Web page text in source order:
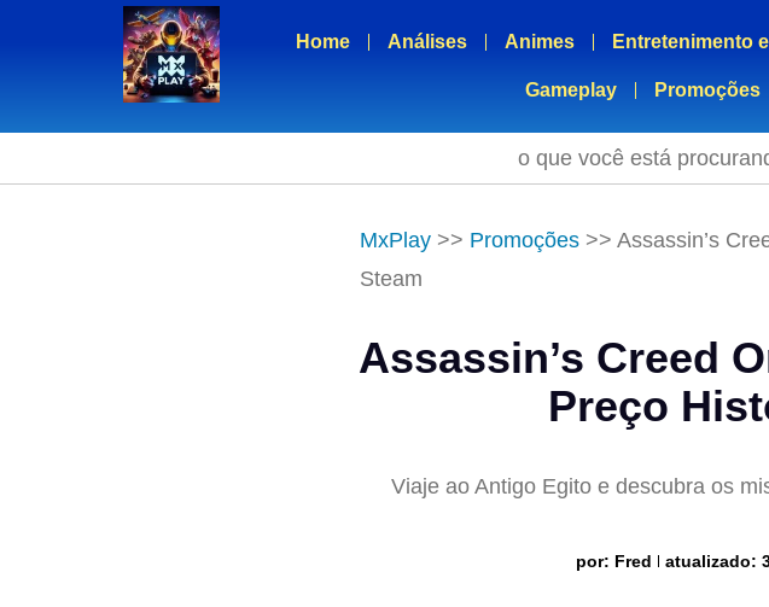
Home Análises Animes Entretenimento
Gameplay Promoções
o que você está
MxPlay >> Promoções >> Assassin’s
Steam
Assassin’s Creed
Preço
Viaje ao Antigo Egito e descubra os
por: Fred atualizado: